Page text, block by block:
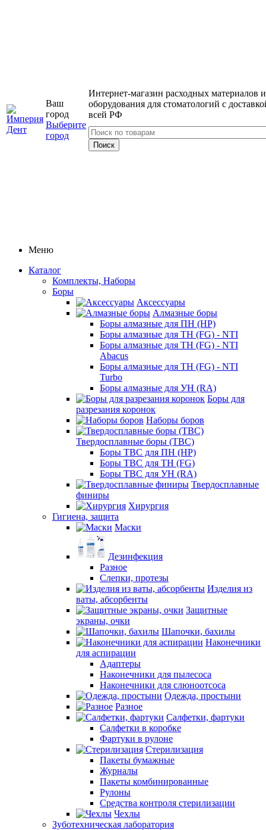
Ваш
город
Выберите
город
Интернет-магазин расходных материалов и
оборудования для стоматологий с
всей РФ
Меню
Каталог
Комплекты, Наборы
Боры
Аксессуары
Алмазные боры
Боры алмазные для ПН (HP)
Боры алмазные для ТН (FG) - NTI
Боры алмазные для ТН (FG) - NTI
Abacus
Боры алмазные для ТН (FG) - NTI
Turbo
Боры алмазные для УН (RA)
Боры для
разрезания коронок
Наборы боров
Твердосплавные боры (ТВС)
Боры ТВС для ПН (HP)
Боры ТВС для ТН (FG)
Боры ТВС для УН (RA)
Твердосплавные
финиры
Хирургия
Гигиена, защита
Маски
Дезинфекция
Разное
Слепки, протезы
Изделия из
ваты, абсорбенты
Защитные
экраны, очки
Шапочки, бахилы
Наконечники
для аспирации
Адаптеры
Наконечники для пылесоса
Наконечники для слюноотсоса
Одежда, простыни
Разное
Салфетки, фартуки
Салфетки в коробке
Фартуки в рулоне
Стерилизация
Пакеты бумажные
Журналы
Пакеты комбинированные
Рулоны
Средства контроля стерилизации
Чехлы
Зуботехническая лаборатория